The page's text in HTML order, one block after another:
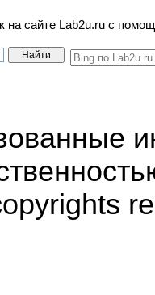
на сайте Lab2u.ru с